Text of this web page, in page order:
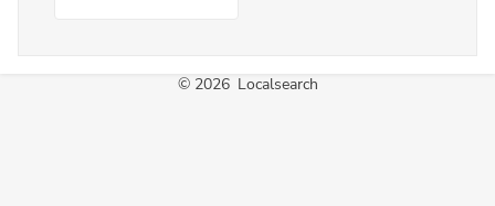
© 2026 Localsearch